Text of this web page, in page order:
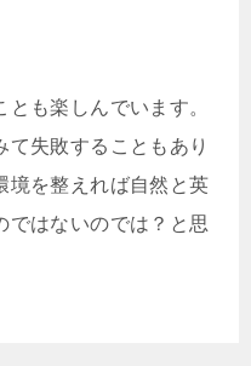
も楽しんでいます。
失敗することもあり
境を整えれば自然と英
ではないのでは？と思